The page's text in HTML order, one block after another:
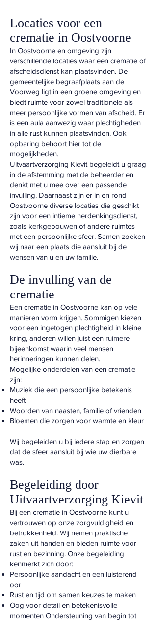
Locaties voor een
crematie in Oostvoorne
In Oostvoorne en omgeving zijn
verschillende locaties waar een crematie of
afscheidsdienst kan plaatsvinden. De
gemeentelijke begraafplaats aan de
Voorweg ligt in een groene omgeving en
biedt ruimte voor zowel traditionele als
meer persoonlijke vormen van afscheid. Er
is een aula aanwezig waar plechtigheden
in alle rust kunnen plaatsvinden. Ook
opbaring behoort hier tot de
mogelijkheden.
Uitvaartverzorging Kievit begeleidt u graag
in de afstemming met de beheerder en
denkt met u mee over een passende
invulling. Daarnaast zijn er in en rond
Oostvoorne diverse locaties die geschikt
zijn voor een intieme herdenkingsdienst,
zoals kerkgebouwen of andere ruimtes
met een persoonlijke sfeer. Samen zoeken
wij naar een plaats die aansluit bij de
wensen van u en uw familie.
De invulling van de
crematie
Een crematie in Oostvoorne kan op vele
manieren vorm krijgen. Sommigen kiezen
voor een ingetogen plechtigheid in kleine
kring, anderen willen juist een ruimere
bijeenkomst waarin veel mensen
herinneringen kunnen delen.
Mogelijke onderdelen van een crematie
zijn:
Muziek die een persoonlijke betekenis
heeft
Woorden van naasten, familie of vrienden
Bloemen die zorgen voor warmte en kleur
Wij begeleiden u bij iedere stap en zorgen
dat de sfeer aansluit bij wie uw dierbare
was.
Begeleiding door
Uitvaartverzorging Kievit
Bij een crematie in Oostvoorne kunt u
vertrouwen op onze zorgvuldigheid en
betrokkenheid. Wij nemen praktische
zaken uit handen en bieden ruimte voor
rust en bezinning. Onze begeleiding
kenmerkt zich door:
Persoonlijke aandacht en een luisterend
oor
Rust en tijd om samen keuzes te maken
Oog voor detail en betekenisvolle
momenten Ondersteuning van begin tot